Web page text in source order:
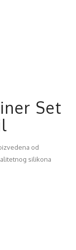
Set
od
silikona